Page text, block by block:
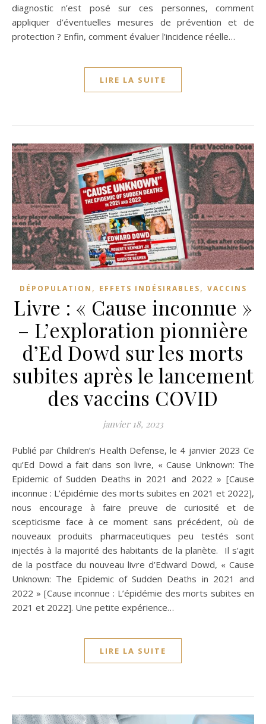
diagnostic n’est posé sur ces personnes, comment
appliquer d’éventuelles mesures de prévention et de
protection ? Enfin, comment évaluer l’incidence réelle…
LIRE LA SUITE
DÉPOPULATION , EFFETS INDÉSIRABLES, VACCINS
Livre : « Cause inconnue »
– L’exploration pionnière
d’Ed Dowd sur les morts
subites après le lancement
des vaccins COVID
janvier 18, 2023
Publié par Children’s Health Defense, le 4 janvier 2023 Ce
qu’Ed Dowd a fait dans son livre, « Cause Unknown: The
Epidemic of Sudden Deaths in 2021 and 2022 » [Cause
inconnue : L’épidémie des morts subites en 2021 et 2022],
nous encourage à faire preuve de curiosité et de
scepticisme face à ce moment sans précédent, où de
nouveaux produits pharmaceutiques peu testés sont
injectés à la majorité des habitants de la planète. Il s’agit
de la postface du nouveau livre d’Edward Dowd, « Cause
Unknown: The Epidemic of Sudden Deaths in 2021 and
2022 » [Cause inconnue : L’épidémie des morts subites en
2021 et 2022]. Une petite expérience…
LIRE LA SUITE